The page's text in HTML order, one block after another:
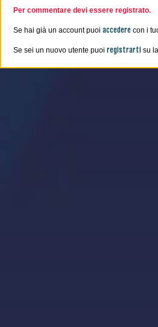
Per commentare devi essere registrato.
Se hai già un account puoi accedere con i
Se sei un nuovo utente puoi registrarti su